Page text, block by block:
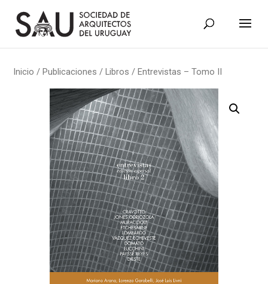
Inicio /Publicaciones /Libros / Entrevistas – Tomo II